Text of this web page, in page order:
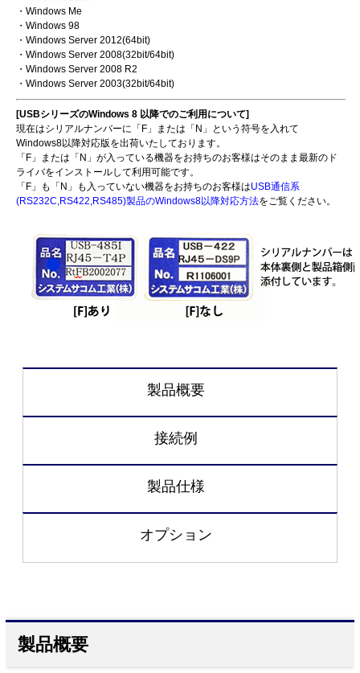
・Windows Me
・Windows 98
・Windows Server 2012(64bit)
・Windows Server 2008(32bit/64bit)
・Windows Server 2008 R2
・Windows Server 2003(32bit/64bit)
[USBシリーズのWindows 8 以降でのご利用について]
現在はシリアルナンバーに「F」または「N」という符号を入れて
Windows8以降対応版を出荷いたしております。
「F」または「N」が入っている機器をお持ちのお客様はそのまま最新のド
ライバをインストールして利用可能です。
「F」も「N」も入っていない機器をお持ちのお客様はUSB通信系
(RS232C,RS422,RS485)製品のWindows8以降対応方法をご覧ください。
製品概要
接続例
製品仕様
オプション
製品概要